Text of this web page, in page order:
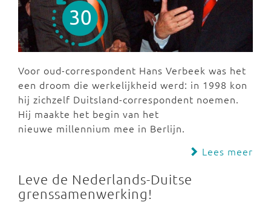
Voor oud-correspondent Hans Verbeek was het
een droom die werkelijkheid werd: in 1998 kon
hij zichzelf Duitsland-correspondent noemen.
Hij maakte het begin van het
nieuwe millennium mee in Berlijn.
Lees meer
Leve de Nederlands-Duitse
grenssamenwerking!